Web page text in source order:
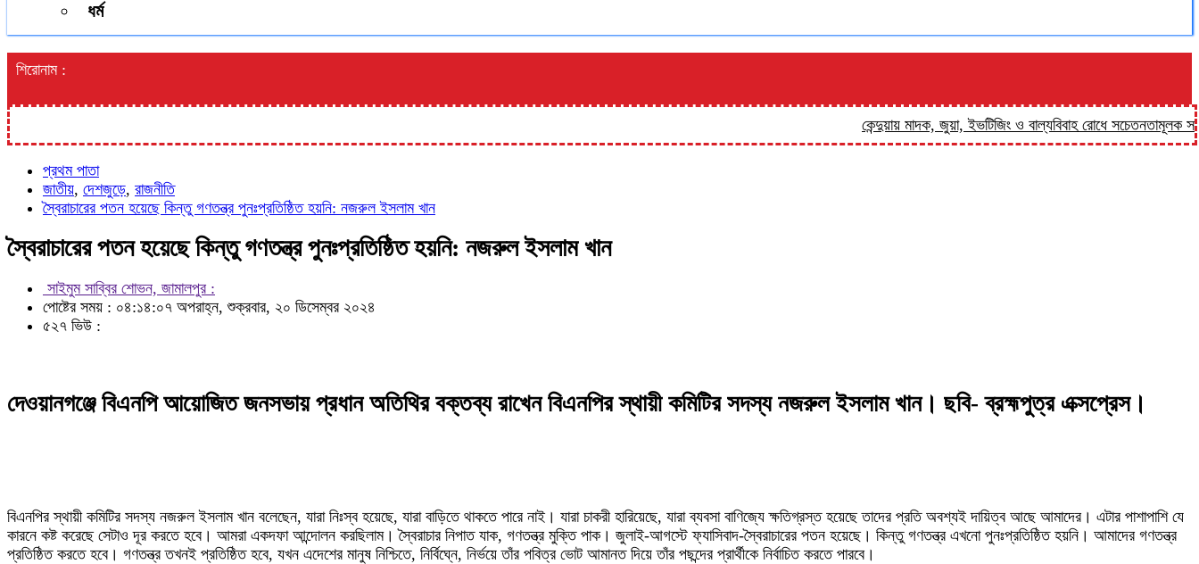
ধর্ম
শিরোনাম :
কেন্দুয়ায় মাদক, জুয়া, ইভটিজিং ও বাল্যবিবাহ রোধে সচেতনতামূলক সভা
প্রথম পাতা
জাতীয়, দেশজুড়ে, রাজনীতি
স্বৈরাচারের পতন হয়েছে কিন্তু গণতন্ত্র পুনঃপ্রতিষ্ঠিত হয়নি: নজরুল ইসলাম খান
স্বৈরাচারের পতন হয়েছে কিন্তু গণতন্ত্র পুনঃপ্রতিষ্ঠিত হয়নি: নজরুল ইসলাম খান
সাইমুম সাব্বির শোভন, জামালপুর :
পোষ্টের সময় : ০৪:১৪:০৭ অপরাহ্ন, শুক্রবার, ২০ ডিসেম্বর ২০২৪
৫২৭ ভিউ :
দেওয়ানগঞ্জে বিএনপি আয়োজিত জনসভায় প্রধান অতিথির বক্তব্য রাখেন বিএনপির স্থায়ী কমিটির সদস্য নজরুল ইসলাম খান। ছবি- ব্রহ্মপুত্র এক্সপ্রেস।
বিএনপির স্থায়ী কমিটির সদস্য নজরুল ইসলাম খান বলেছেন, যারা নিঃস্ব হয়েছে, যারা বাড়িতে থাকতে পারে নাই। যারা চাকরী হারিয়েছে, যারা ব্যবসা বাণিজ্যে ক্ষতিগ্রস্ত হয়েছে তাদের প্রতি অবশ্যই দায়িত্ব আছে আমাদের। এটার পাশাপাশি যে
কারনে কষ্ট করেছে সেটাও দূর করতে হবে। আমরা একদফা আন্দোলন করছিলাম। স্বৈরাচার নিপাত যাক, গণতন্ত্র মুক্তি পাক। জুলাই-আগস্টে ফ্যাসিবাদ-স্বৈরাচারের পতন হয়েছে। কিন্তু গণতন্ত্র এখনো পুনঃপ্রতিষ্ঠিত হয়নি। আমাদের গণতন্ত্র
প্রতিষ্ঠিত করতে হবে। গণতন্ত্র তখনই প্রতিষ্ঠিত হবে, যখন এদেশের মানুষ নিশ্চিতে, নির্বিঘ্নে, নির্ভয়ে তাঁর পবিত্র ভোট আমানত দিয়ে তাঁর পছন্দের প্রার্থীকে নির্বাচিত করতে পারবে।